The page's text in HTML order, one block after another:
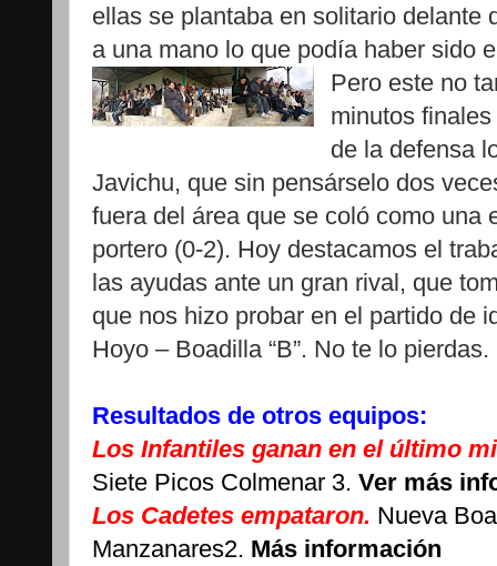
ellas se plantaba en solitario delante
a una mano lo que podía haber sido
Pero este no
minutos
de la defensa
Javichu, que sin pensárselo dos
fuera del área que se coló como una
portero (0-2). Hoy destacamos el
las ayudas ante un gran rival, que
que nos hizo probar en el partido de
Hoyo – Boadilla “B”. No te lo
Resultados de otros equipos:
Los Infantiles ganan en el último
Siete Picos Colmenar 3. Ver más
Los Cadetes empataron. Nueva
Manzanares2. Más información